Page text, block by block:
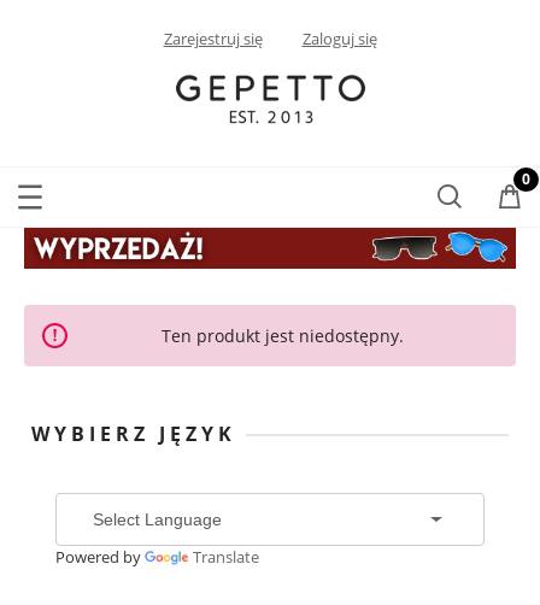
Zarejestruj się Zaloguj się
Ten produkt jest niedostępny.
WYBIERZ JĘZYK
Powered by Translate